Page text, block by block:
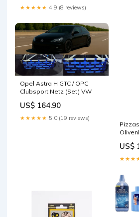
★★★★★ 4.9 (8 reviews)
Opel Astra H GTC / OPC
Clubsport Netz (Set) VW
US$ 164.90
★★★★★ 5.0 (19 reviews)
US$